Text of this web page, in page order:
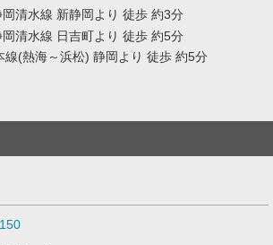
清水線 新静岡より 徒歩 約3分
清水線 日吉町より 徒歩 約5分
線(熱海～浜松) 静岡より 徒歩 約5分